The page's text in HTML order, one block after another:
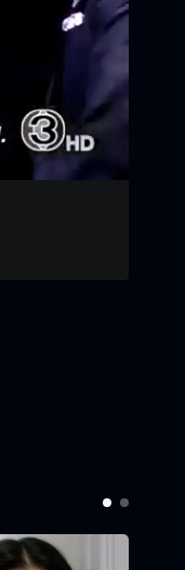
Settings